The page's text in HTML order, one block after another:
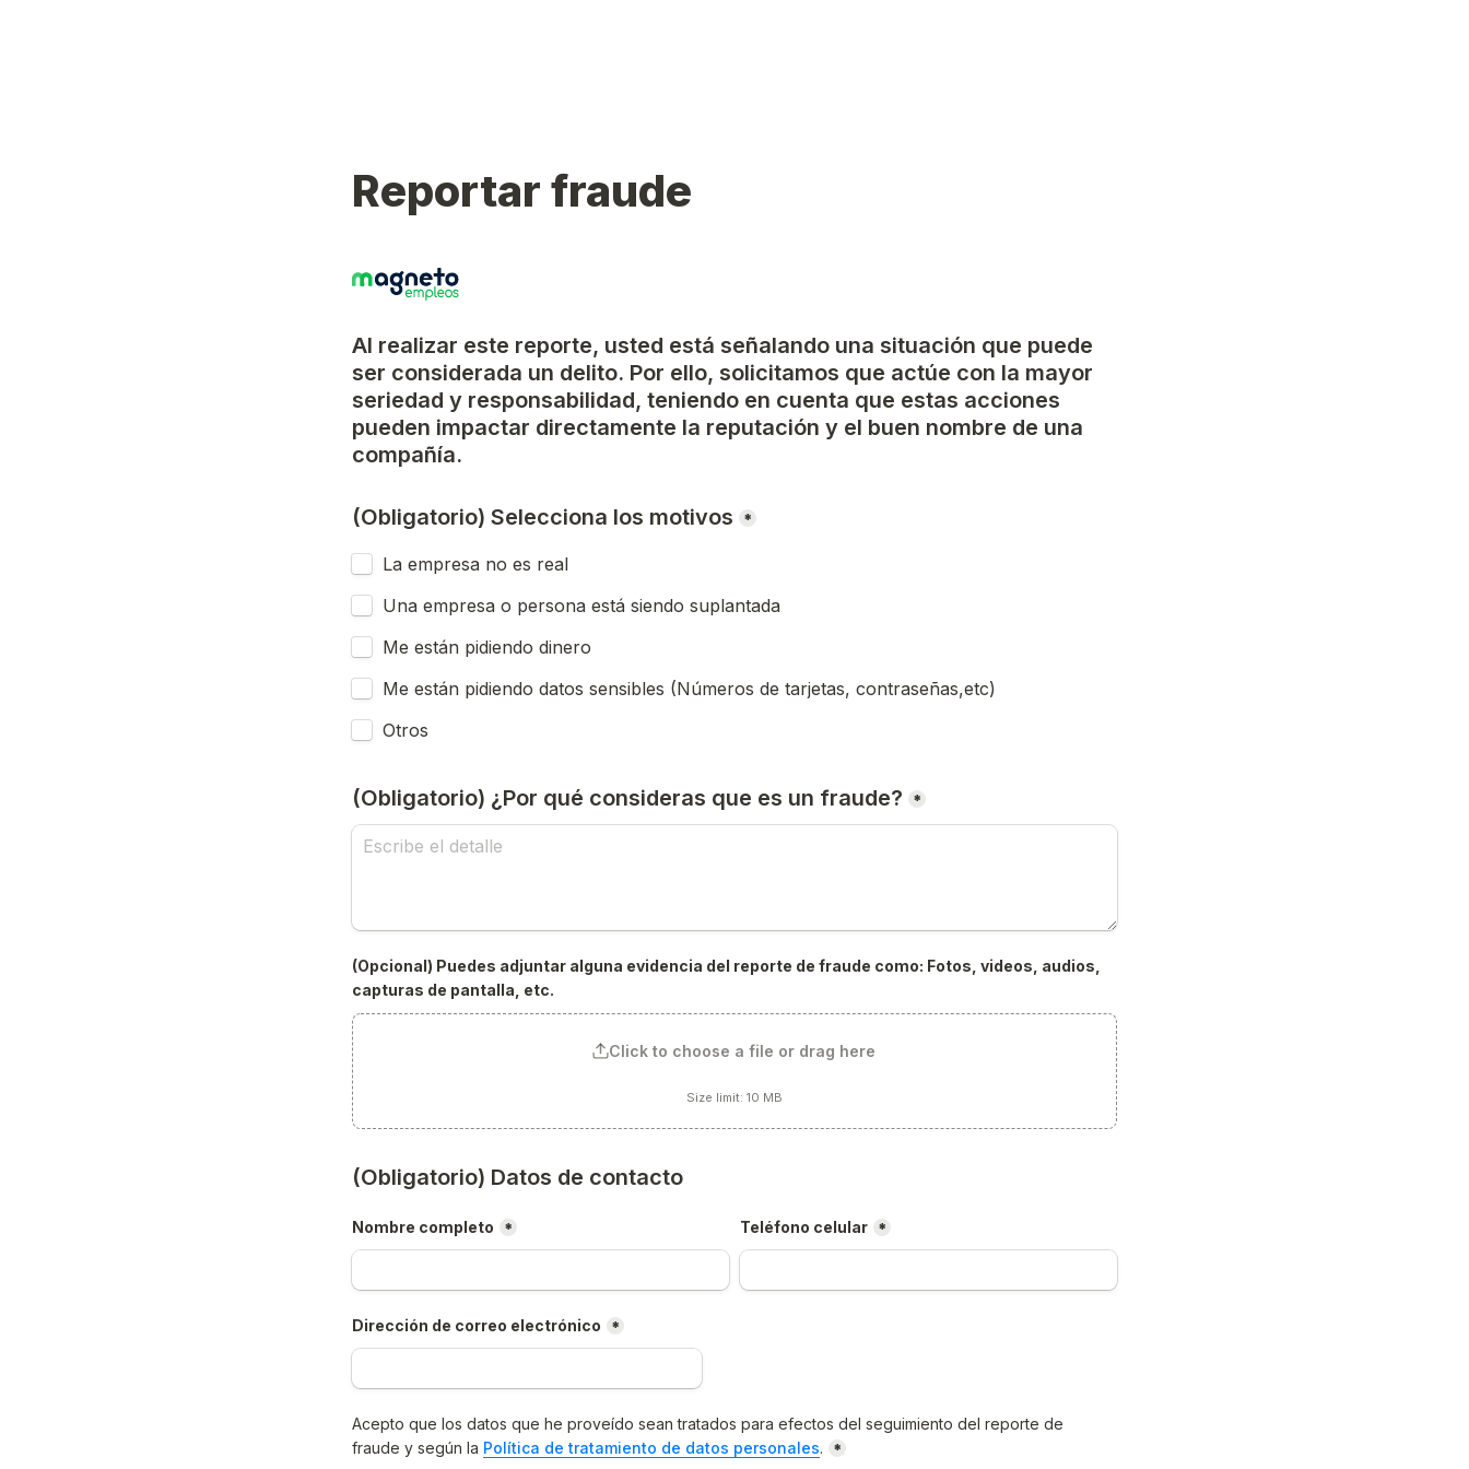
Reportar fraude
Al realizar este reporte, usted está señalando una situación que puede
ser considerada un delito. Por ello, solicitamos que actúe con la mayor
seriedad y responsabilidad, teniendo en cuenta que estas acciones
pueden impactar directamente la reputación y el buen nombre de una
compañía.
(Obligatorio) Selecciona los motivos *
La empresa no es real
Una empresa o persona está siendo suplantada
Me están pidiendo dinero
Me están pidiendo datos sensibles (Números de tarjetas, contraseñas,etc)
Otros
(Obligatorio) ¿Por qué consideras que es un fraude? *
(Opcional) Puedes adjuntar alguna evidencia del reporte de fraude como: Fotos, videos, audios,
capturas de pantalla, etc.
Click to choose a file or drag here
Size limit: 10 MB
(Obligatorio) Datos de contacto
Nombre completo * Teléfono celular *
Dirección de correo electrónico *
Acepto que los datos que he proveído sean tratados para efectos del seguimiento del reporte de
fraude y según la Política de tratamiento de datos personales. *